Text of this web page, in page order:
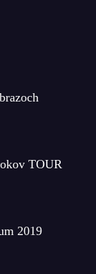
TOUR
2019